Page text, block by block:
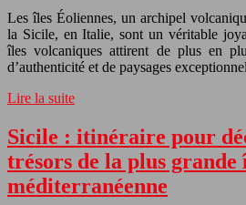
Les îles Éoliennes, un archipel
la Sicile, en Italie, sont un véritable
îles volcaniques attirent de plus en
d’authenticité et de paysages
Lire la suite
Sicile : itinéraire pour
trésors de la plus grande
méditerranéenne